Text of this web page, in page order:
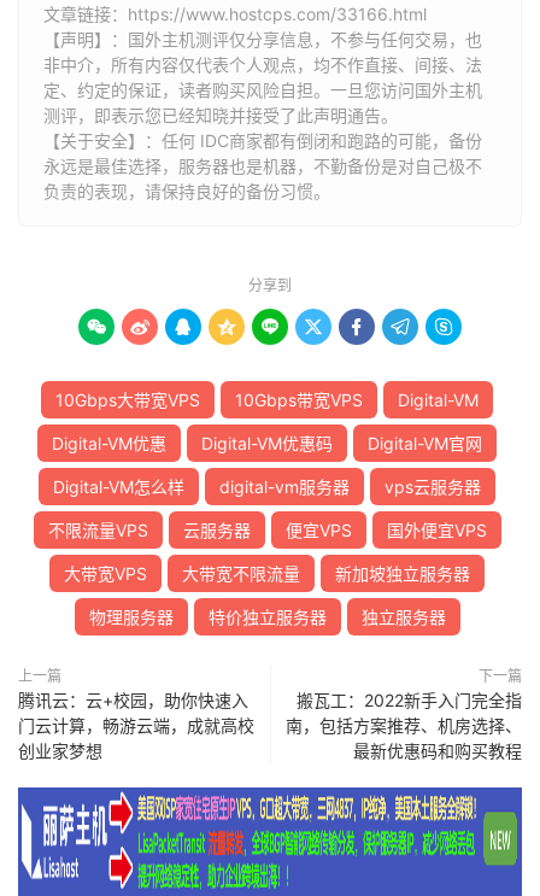
文章链接： https://www.hostcps.com/33166.html
【声明】：国外主机测评仅分享信息，不参与任何交易，也
非中介，所有内容仅代表个人观点，均不作直接、间接、法
定、约定的保证，读者购买风险自担。一旦您访问国外主机
测评，即表示您已经知晓并接受了此声明通告。
【关于安全】：任何 IDC商家都有倒闭和跑路的可能，备份
永远是最佳选择，服务器也是机器，不勤备份是对自己极不
负责的表现，请保持良好的备份习惯。
分享到
        
10Gbps大带宽VPS 10Gbps带宽VPS Digital-VM
Digital-VM优惠 Digital-VM优惠码 Digital-VM官网
Digital-VM怎么样 digital-vm服务器 vps云服务器
不限流量VPS 云服务器 便宜VPS 国外便宜VPS
大带宽VPS 大带宽不限流量 新加坡独立服务器
物理服务器 特价独立服务器 独立服务器
上一篇
腾讯云：云+校园，助你快速入
门云计算，畅游云端，成就高校
创业家梦想
下一篇
搬瓦工：2022新手入门完全指
南，包括方案推荐、机房选择、
最新优惠码和购买教程